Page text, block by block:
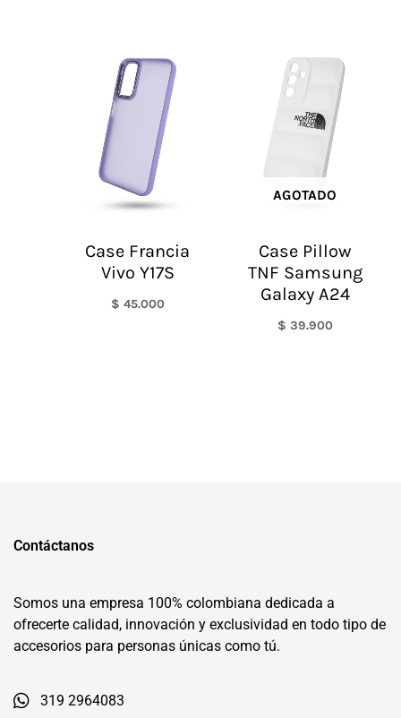
Case Francia
Vivo Y17S
$ 45.000
AGOTADO
Case Pillow
TNF Samsung
Galaxy A24
$ 39.900
Contáctanos
Somos una empresa 100% colombiana dedicada a
ofrecerte calidad, innovación y exclusividad en todo tipo de
accesorios para personas únicas como tú.
319 2964083